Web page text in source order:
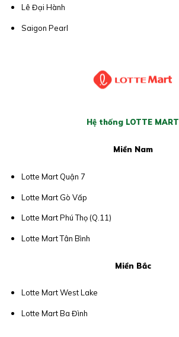
Lê Đại Hành
Saigon Pearl
Hệ thống LOTTE MART
Miền Nam
Lotte Mart Quận 7
Lotte Mart Gò Vấp
Lotte Mart Phú Thọ (Q.11)
Lotte Mart Tân Bình
Miền Bắc
Lotte Mart West Lake
Lotte Mart Ba Đình